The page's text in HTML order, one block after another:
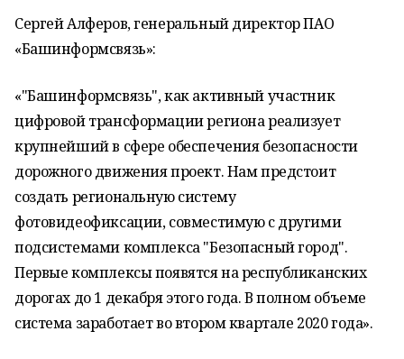
Сергей Алферов, генеральный директор ПАО
«Башинформсвязь»:
«"Башинформсвязь", как активный участник
цифровой трансформации региона реализует
крупнейший в сфере обеспечения безопасности
дорожного движения проект. Нам предстоит
создать региональную систему
фотовидеофиксации, совместимую с другими
подсистемами комплекса "Безопасный город".
Первые комплексы появятся на республиканских
дорогах до 1 декабря этого года. В полном объеме
система заработает во втором квартале 2020 года».